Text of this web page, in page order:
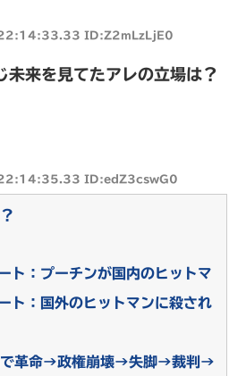
ID:Z2mLzLjE0
未来を見てたアレの立場は？
ID:edZ3cswG0
ト：プーチンが国内のヒットマ
：国外のヒットマンに殺され
で革命→政権崩壊→失脚→裁判→